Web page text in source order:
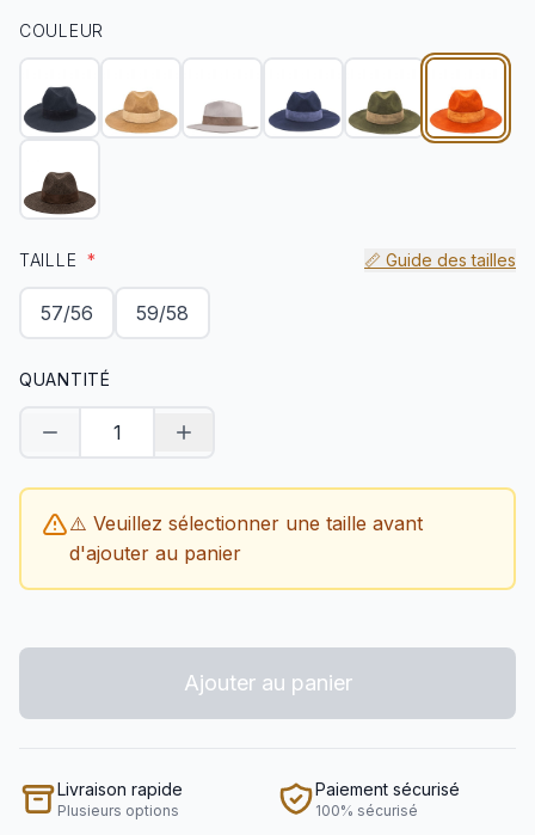
COULEUR
TAILLE * 📏 Guide des tailles
57/56 59/58
QUANTITÉ
Diminuer la quantitéAugmenter la quantité
⚠️ Veuillez sélectionner une taille avant
d'ajouter au panier
Ajouter au panier
Livraison rapide
Plusieurs options
Paiement sécurisé
100% sécurisé